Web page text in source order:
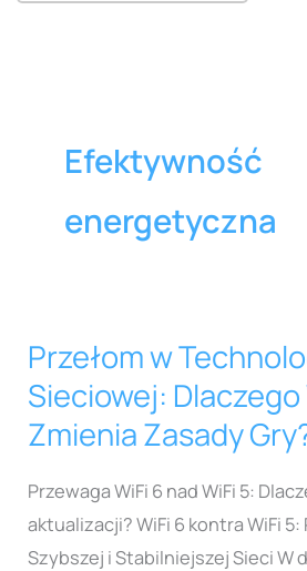
Efektywność
energetyczna
Przełom w
Sieciowej: Dlaczego
Zmienia Zasady
Przewaga WiFi 6 nad WiFi 5:
aktualizacji? WiFi 6 kontra WiFi
Szybszej i Stabilniejszej Sieci W
Przełom
w
Technologii
Sieciowej:
Dlaczego
WiFi
6